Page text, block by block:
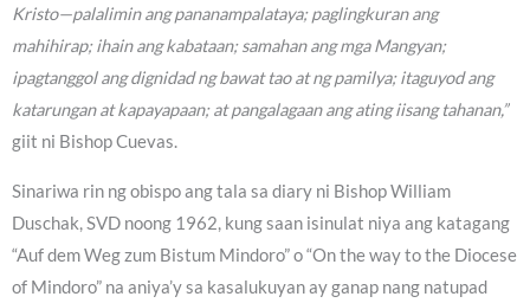
Kristo—palalimin ang pananampalataya; paglingkuran ang
mahihirap; ihain ang kabataan; samahan ang mga Mangyan;
ipagtanggol ang dignidad ng bawat tao at ng pamilya; itaguyod ang
katarungan at kapayapaan; at pangalagaan ang ating iisang tahanan,”
giit ni Bishop Cuevas.
Sinariwa rin ng obispo ang tala sa diary ni Bishop William
Duschak, SVD noong 1962, kung saan isinulat niya ang katagang
“Auf dem Weg zum Bistum Mindoro” o “On the way to the Diocese
of Mindoro” na aniya’y sa kasalukuyan ay ganap nang natupad